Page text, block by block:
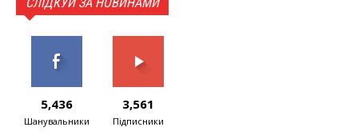
5,436
Шанувальники
3,561
Підписники